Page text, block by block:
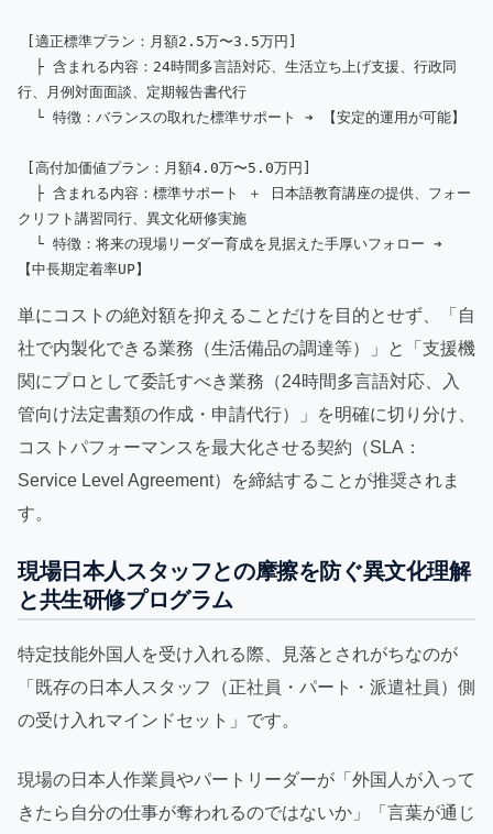
行、月例対面面談、定期報告書代行
クリフト講習同行、異文化研修実施
単にコストの絶対額を抑えることだけを目的とせず、「自
社で内製化できる業務（生活備品の調達等）」と「支援機
関にプロとして委託すべき業務（24時間多言語対応、入
管向け法定書類の作成・申請代行）」を明確に切り分け、
コストパフォーマンスを最大化させる契約（SLA：
Service Level Agreement）を締結することが推奨されま
す。
現場日本人スタッフとの摩擦を防ぐ異文化理解
と共生研修プログラム
特定技能外国人を受け入れる際、見落とされがちなのが
「既存の日本人スタッフ（正社員・パート・派遣社員）側
の受け入れマインドセット」です。
現場の日本人作業員やパートリーダーが「外国人が入って
きたら自分の仕事が奪われるのではないか」「言葉が通じ